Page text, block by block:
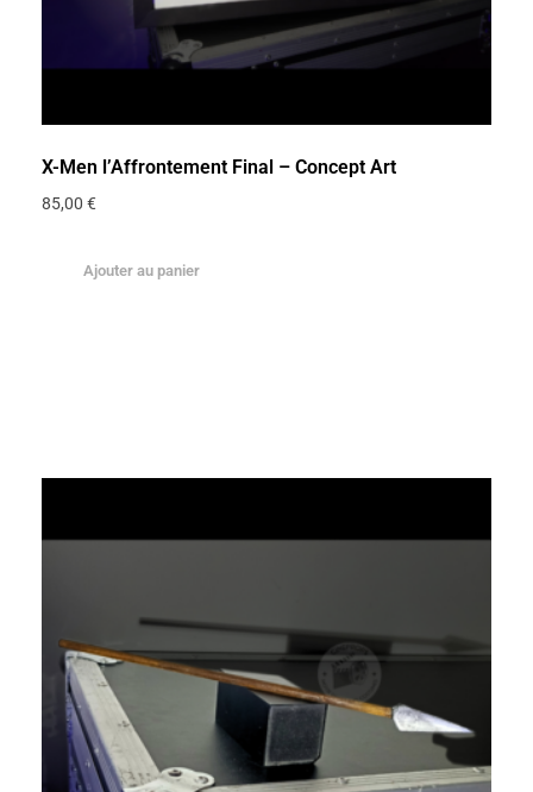
X-Men l’Affrontement Final – Concept Art
85,00 €
Ajouter au panier